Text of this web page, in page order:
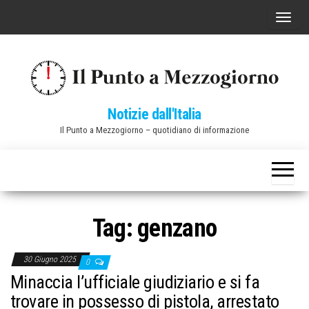
C
a
v
Notizie dall'Italia
Il Punto a Mezzogiorno – quotidiano di informazione
Tag: genzano
30 Giugno 2025 0
Minaccia l’ufficiale giudiziario e si fa
trovare in possesso di pistola, arrestato